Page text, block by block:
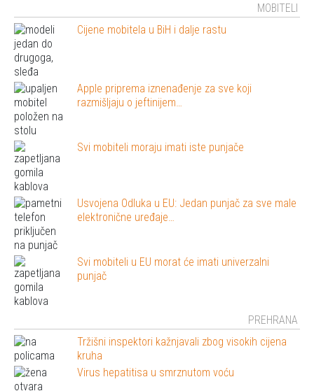
MOBITELI
Cijene mobitela u BiH i dalje rastu
Apple priprema iznenađenje za sve koji
razmišljaju o jeftinijem…
Svi mobiteli moraju imati iste punjače
Usvojena Odluka u EU: Jedan punjač za sve male
elektronične uređaje…
Svi mobiteli u EU morat će imati univerzalni
punjač
PREHRANA
Tržišni inspektori kažnjavali zbog visokih cijena
kruha
Virus hepatitisa u smrznutom voću